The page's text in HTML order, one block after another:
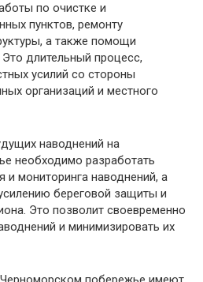
по очистке и
пунктов, ремонту
а также помощи
длительный процесс,
усилий со стороны
организаций и местного
наводнений на
необходимо разработать
и мониторинга наводнений, а
береговой защиты и
Это позволит своевременно
и минимизировать их